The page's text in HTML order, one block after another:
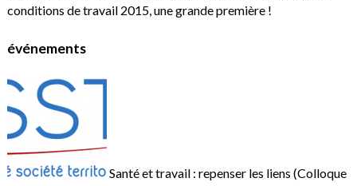
conditions de travail 2015, une grande première !
événements
Santé et travail : repenser les liens (Colloque